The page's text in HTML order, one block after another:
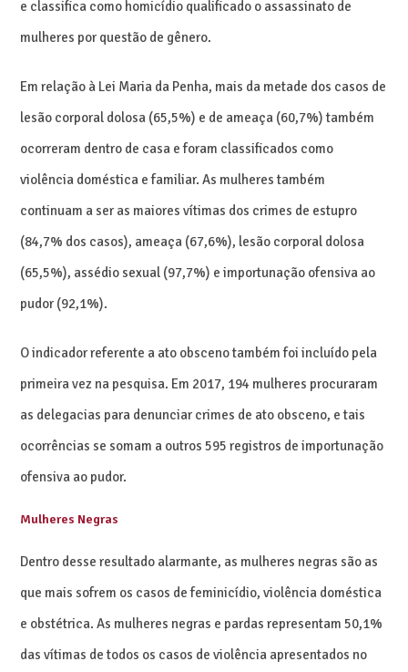
e classifica como homicídio qualificado o assassinato de
mulheres por questão de gênero.
Em relação à Lei Maria da Penha, mais da metade dos casos de
lesão corporal dolosa (65,5%) e de ameaça (60,7%) também
ocorreram dentro de casa e foram classificados como
violência doméstica e familiar. As mulheres também
continuam a ser as maiores vítimas dos crimes de estupro
(84,7% dos casos), ameaça (67,6%), lesão corporal dolosa
(65,5%), assédio sexual (97,7%) e importunação ofensiva ao
pudor (92,1%).
O indicador referente a ato obsceno também foi incluído pela
primeira vez na pesquisa. Em 2017, 194 mulheres procuraram
as delegacias para denunciar crimes de ato obsceno, e tais
ocorrências se somam a outros 595 registros de importunação
ofensiva ao pudor.
Mulheres Negras
Dentro desse resultado alarmante, as mulheres negras são as
que mais sofrem os casos de feminicídio, violência doméstica
e obstétrica. As mulheres negras e pardas representam 50,1%
das vítimas de todos os casos de violência apresentados no